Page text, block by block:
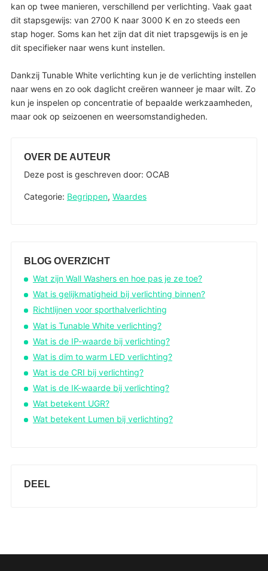
kan op twee manieren, verschillend per verlichting. Vaak gaat
dit stapsgewijs: van 2700 K naar 3000 K en zo steeds een
stap hoger. Soms kan het zijn dat dit niet trapsgewijs is en je
dit specifieker naar wens kunt instellen.
Dankzij Tunable White verlichting kun je de verlichting instellen
naar wens en zo ook daglicht creëren wanneer je maar wilt. Zo
kun je inspelen op concentratie of bepaalde werkzaamheden,
maar ook op seizoenen en weersomstandigheden.
OVER DE AUTEUR
Deze post is geschreven door: OCAB
Categorie: Begrippen, Waardes
BLOG OVERZICHT
Wat zijn Wall Washers en hoe pas je ze toe?
Wat is gelijkmatigheid bij verlichting binnen?
Richtlijnen voor sporthalverlichting
Wat is Tunable White verlichting?
Wat is de IP-waarde bij verlichting?
Wat is dim to warm LED verlichting?
Wat is de CRI bij verlichting?
Wat is de IK-waarde bij verlichting?
Wat betekent UGR?
Wat betekent Lumen bij verlichting?
DEEL